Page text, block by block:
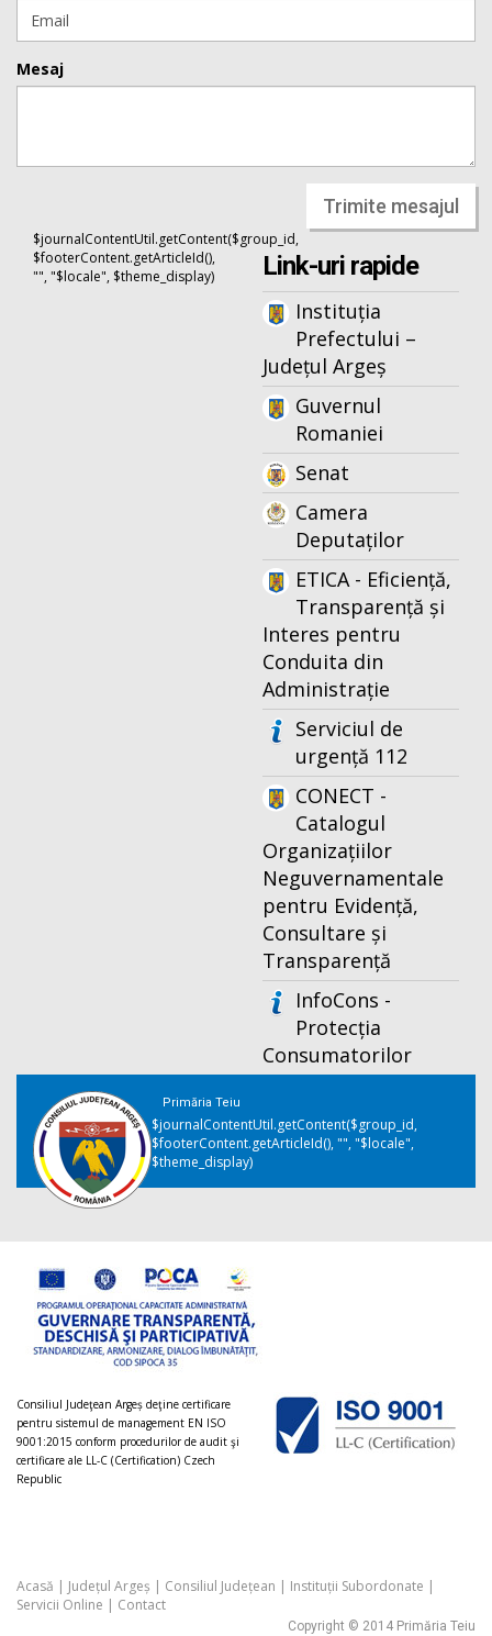
Mesaj
Trimite mesajul
$journalContentUtil.getContent($group_id,
$footerContent.getArticleId(),
"", "$locale", $theme_display)
Link-uri rapide
Instituția
Prefectului –
Județul Argeș
Guvernul
Romaniei
Senat
Camera
Deputaților
ETICA - Eficiență,
Transparență și
Interes pentru
Conduita din
Administrație
Serviciul de
urgență 112
CONECT -
Catalogul
Organizațiilor
Neguvernamentale
pentru Evidență,
Consultare și
Transparență
InfoCons -
Protecția
Consumatorilor
Primăria Teiu
$journalContentUtil.getContent($group_id,
$footerContent.getArticleId(), "", "$locale",
$theme_display)
Consiliul Judeţean Argeș deţine certificare
pentru sistemul de management EN ISO
9001:2015 conform procedurilor de audit şi
certificare ale LL-C (Certification) Czech
Republic
Acasă | Județul Argeș | Consiliul Județean | Instituții Subordonate |
Servicii Online | Contact
Copyright © 2014 Primăria Teiu